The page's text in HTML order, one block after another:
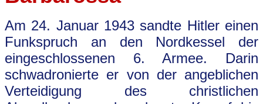
Am 24. Januar 1943 sandte Hitler einen
Funkspruch an den Nordkessel der
eingeschlossenen 6. Armee. Darin
schwadronierte er von der angeblichen
Verteidigung des christlichen